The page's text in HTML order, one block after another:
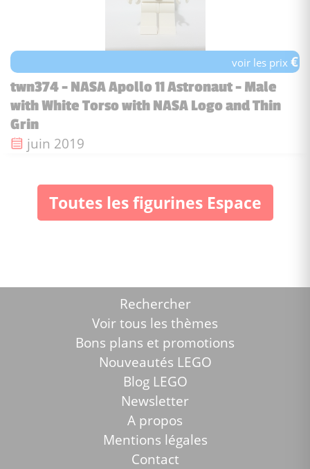
voir les prix€
twn374 - NASA Apollo 11 Astronaut - Male
with White Torso with NASA Logo and Thin
Grin
Date de sortie :
juin 2019
Toutes les figurines Espace
Rechercher
Voir tous les thèmes
Bons plans et promotions
Nouveautés LEGO
Blog LEGO
Newsletter
A propos
Mentions légales
Contact